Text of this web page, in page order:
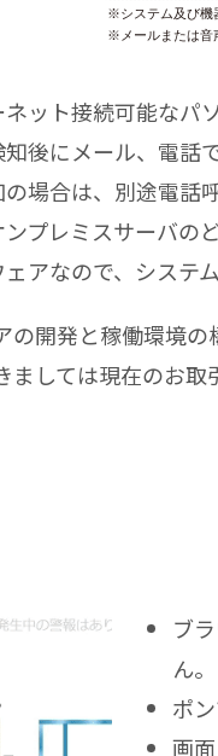
ット接続可能なパ
後にメール、電話
場合は、別途電話
プレミスサーバの
アなので、システ
開発と稼働環境の
しては現在のお取
ブ
ん。
ポ
画